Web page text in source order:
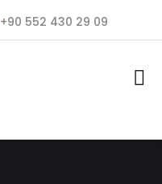
+90 552 430 29 09